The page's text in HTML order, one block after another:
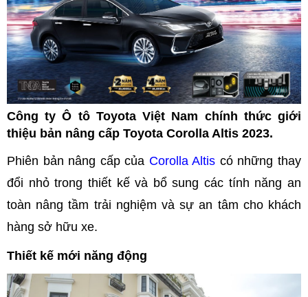
Công ty Ô tô Toyota Việt Nam chính thức giới
thiệu bản nâng cấp Toyota Corolla Altis 2023.
Phiên bản nâng cấp của Corolla Altis có những thay
đổi nhỏ trong thiết kế và bổ sung các tính năng an
toàn nâng tầm trải nghiệm và sự an tâm cho khách
hàng sở hữu xe.
Thiết kế mới năng động